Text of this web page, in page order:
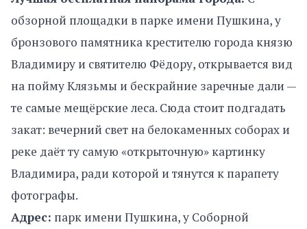
обзорной площадки в парке имени Пушкина, у
бронзового памятника крестителю города князю
Владимиру и святителю Фёдору, открывается вид
на пойму Клязьмы и бескрайние заречные дали —
те самые мещёрские леса. Сюда стоит подгадать
закат: вечерний свет на белокаменных соборах и
реке даёт ту самую «открыточную» картинку
Владимира, ради которой и тянутся к парапету
фотографы.
Адрес: парк имени Пушкина, у Соборной